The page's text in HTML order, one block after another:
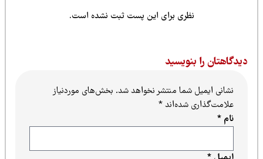
نظری برای این پست ثبت نشده است.
را بنویسید
نشانی ایمیل شما منتشر نخواهد شد.بخش‌های موردنیاز
علامت‌گذاری شده‌اند*